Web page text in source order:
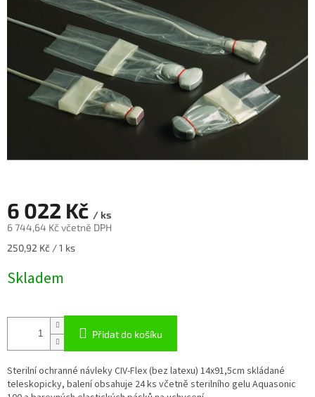
6 022 Kč / ks
6 744,64 Kč včetně DPH
Měrná
250,92 Kč / 1 ks
Skladem
Přidat do košíku
Sterilní ochranné návleky CIV-Flex (bez latexu) 14x91,5cm skládané
teleskopicky, balení obsahuje 24 ks včetně sterilního gelu Aquasonic